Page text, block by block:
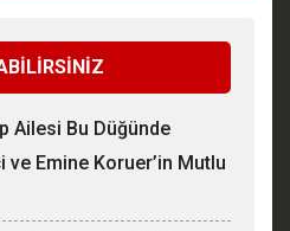
Ailesi Bu Düğünde
ve Emine Koruer’in Mutlu